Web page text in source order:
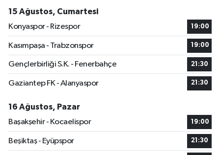
15 Ağustos, Cumartesi
Konyaspor - Rizespor
19:00
Kasımpaşa - Trabzonspor 19:00
Gençlerbirliği S.K. - Fenerbahçe 21:30
Gaziantep FK - Alanyaspor 21:30
16 Ağustos, Pazar
Başakşehir - Kocaelispor
19:00
Beşiktaş - Eyüpspor 21:30